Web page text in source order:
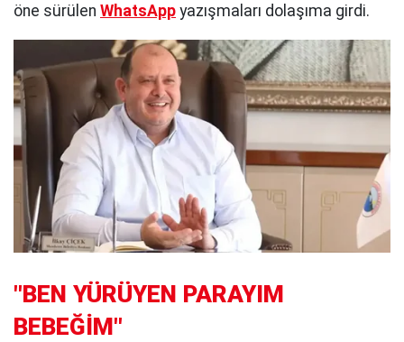
öne sürülen WhatsApp yazışmaları dolaşıma girdi.
"BEN YÜRÜYEN PARAYIM
BEBEĞİM"